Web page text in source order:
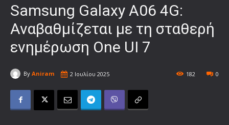
Samsung Galaxy A06 4G:
Αναβαθμίζεται με τη σταθερή
ενημέρωση One UI 7
By Aniram 2 Ιουλίου 2025 0
182